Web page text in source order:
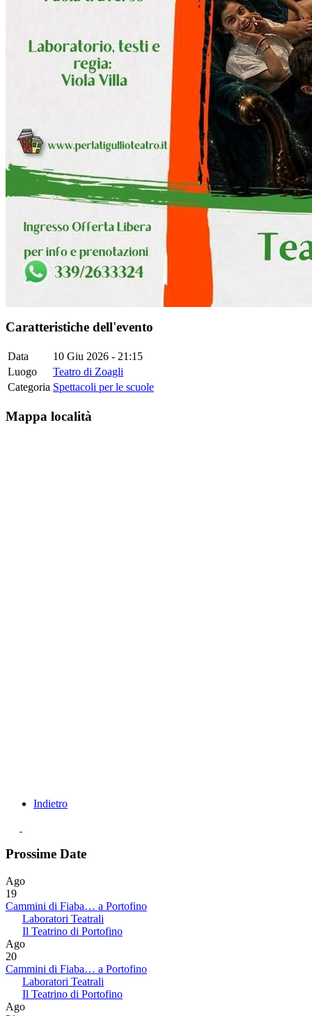
Caratteristiche dell'evento
Data
10 Giu 2026 - 21:15
Luogo
Teatro di Zoagli
Categoria Spettacoli per le scuole
Mappa località
Indietro
Prossime Date
Ago
19
Cammini di Fiaba… a Portofino
Laboratori Teatrali
Il Teatrino di Portofino
Ago
20
Cammini di Fiaba… a Portofino
Laboratori Teatrali
Il Teatrino di Portofino
Ago